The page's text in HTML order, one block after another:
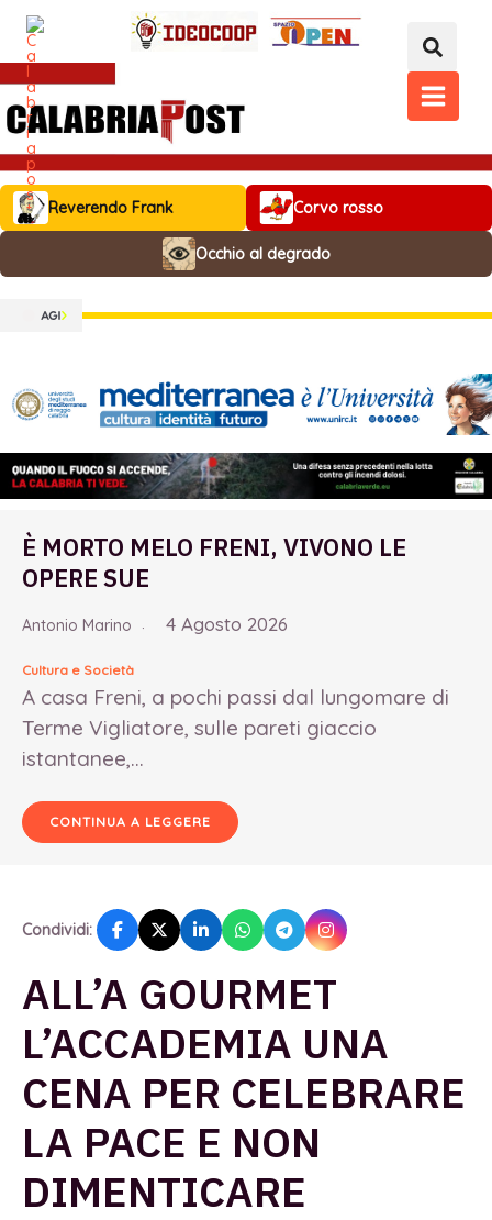
contenuto
MAIN
MENU
Reverendo Frank Corvo rosso
Occhio al degrado
È MORTO MELO FRENI, VIVONO LE
OPERE SUE
Antonio Marino 4 Agosto 2026
Cultura e Società
A casa Freni, a pochi passi dal lungomare di
Terme Vigliatore, sulle pareti giaccio
istantanee,...
CONTINUA A LEGGERE
Condividi:
ALL’A GOURMET
L’ACCADEMIA UNA
CENA PER CELEBRARE
LA PACE E NON
DIMENTICARE